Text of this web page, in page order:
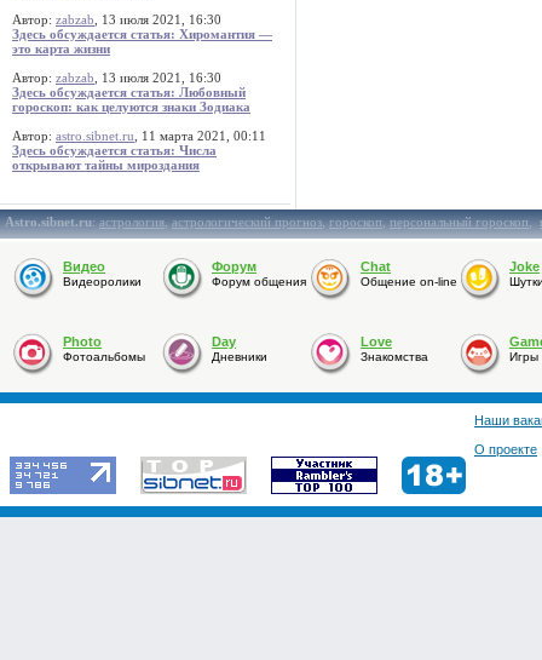
Автор: zabzab , 13 июля 2021, 16:30
Здесь обсуждается статья: Хиромантия —
это карта жизни
Автор: zabzab , 13 июля 2021, 16:30
Здесь обсуждается статья: Любовный
гороскоп: как целуются знаки Зодиака
Автор: astro.sibnet.ru , 11 марта 2021, 00:11
Здесь обсуждается статья: Числа
открывают тайны мироздания
Astro.sibnet.ru:астрология,астрологический прогноз,гороскоп,персональный гороскоп,
Видео
Видеоролики
Форум
Форум общения
Chat
Общение on-line
Joke
Photo
Фотоальбомы
Day
Дневники
Love
Знакомства Игры
Наши
О проекте